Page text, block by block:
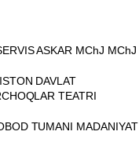
ASKAR MChJ MChJ
DAVLAT
TEATRI
TUMANI MADANIYAT